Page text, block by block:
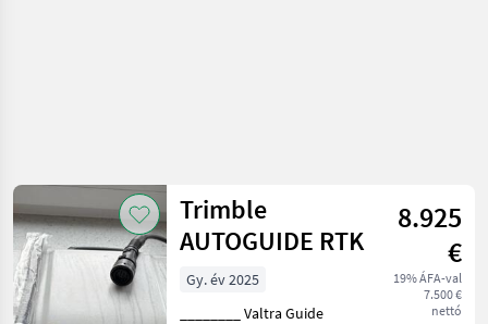
Trimble
AUTOGUIDE RTK
8.925
€
19% ÁFA-val
7.500 €
nettó
Gy. év 2025
________ Valtra Guide